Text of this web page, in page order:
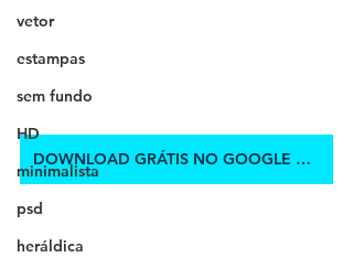
vetor
estampas
sem fundo
HD
minimalista
psd
heráldica
DOWNLOAD GRÁTIS NO GOOGLE DRIVE